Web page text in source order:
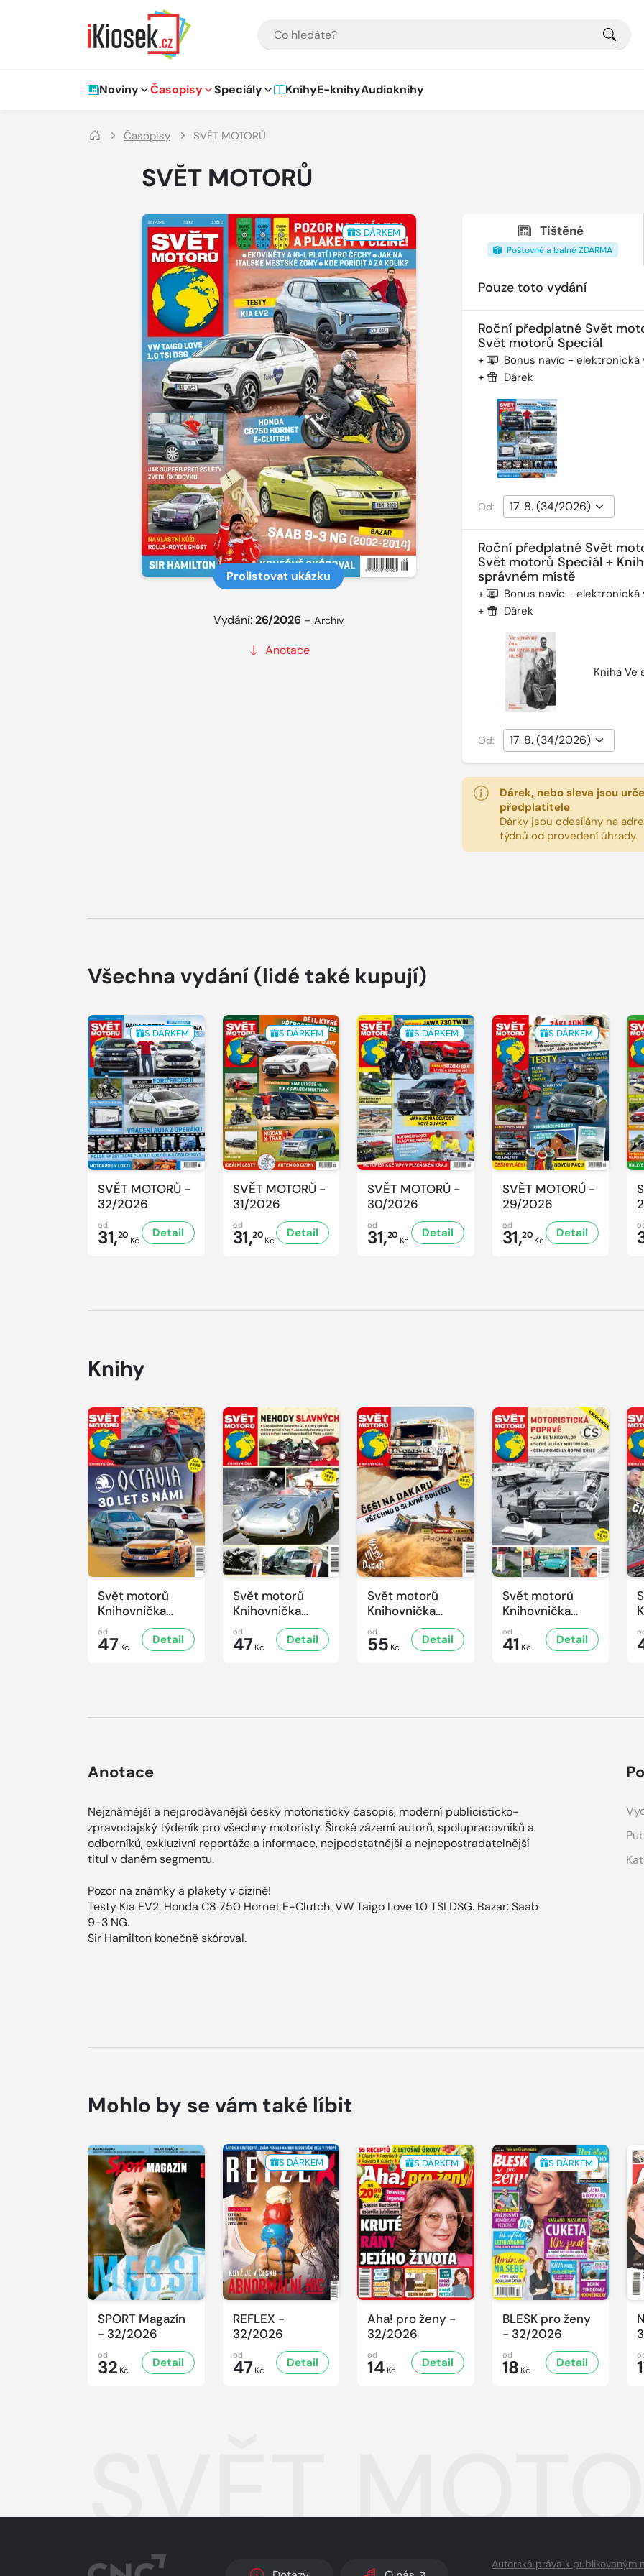
Hlavní navigace
Noviny Časopisy Speciály KnihyE-knihyAudioknihy
Časopisy SVĚT MOTORŮ
SVĚT MOTORŮ
S DÁRKEM
Prolistovat ukázku
Vydání:26/2026 – Archiv
Anotace
Tištěné
Poštovné a balné ZDARMA
Pouze toto vydání
Roční předplatné Svět
Svět motorů Speciál
+ Bonus navíc - elektronická
+ Dárek
Od:
Roční předplatné Svět
Svět motorů Speciál +
správném místě
+ Bonus navíc - elektronická
+ Dárek
Kniha Ve
Od:
Dárek, nebo sleva jsou
předplatitele.
Dárky jsou odesílány na
týdnů od provedení úhrady.
Všechna vydání (lidé také kupují)
S DÁRKEM
SVĚT MOTORŮ -
32/2026
od
31,20 Kč
Detail
S DÁRKEM
SVĚT MOTORŮ -
31/2026
od
31,20Kč
Detail
S DÁRKEM
SVĚT MOTORŮ -
30/2026
od
31,20 Kč
Detail
S DÁRKEM
SVĚT MOTORŮ -
29/2026
od
31,20Kč
Detail
Knihy
Svět motorů
Knihovnička
2/2026
od
47 Kč
Detail
Svět motorů
Knihovnička
1/2026
od
47 Kč
Detail
Svět motorů
Knihovnička
4/2025
od
55 Kč
Detail
Svět motorů
Knihovnička
3/2025
od
41 Kč
Detail
Anotace
Nejznámější a nejprodávanější český motoristický časopis, moderní publicisticko-
zpravodajský týdeník pro všechny motoristy. Široké zázemí autorů, spolupracovníků a
odborníků, exkluzivní reportáže a informace, nejpodstatnější a nejnepostradatelnější
titul v daném segmentu.
Pozor na známky a plakety v cizině!
Testy Kia EV2. Honda C8 750 Hornet E-Clutch. VW Taigo Love 1.0 TSI DSG. Bazar: Saab
9-3 NG.
Sir Hamilton konečně skóroval.
Mohlo by se vám také líbit
SPORT Magazín
- 32/2026
od
32 Kč
Detail
S DÁRKEM
REFLEX -
32/2026
od
47 Kč
Detail
S DÁRKEM
Aha! pro ženy -
32/2026
od
14 Kč
Detail
S DÁRKEM
BLESK pro ženy
- 32/2026
od
18 Kč
Detail
SVĚT
Autorská práva k publikovaným